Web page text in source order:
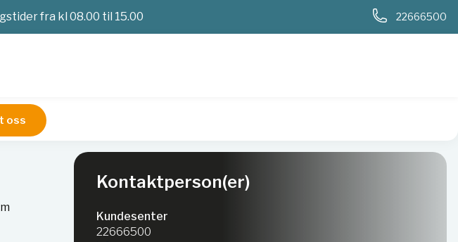
fra kl 08.00 til 15.00 22666500
oss
Kontaktperson(er)
Kundesenter
22666500